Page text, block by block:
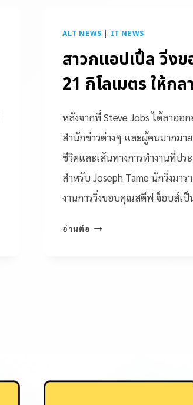
ALT NEWS IT NEWS
สาวกแอปเปิ้ล วิ่ง
21 กิโลเมตร ให้ก
หลังจากที่ Steve Jobs ได้ลาออ
สำนักข่าวต่างๆ และผู้คนมากมาย
ชีวิตและเส้นทางการทำงานที่ปร
สำหรับ Joseph Tame นักวิ่งมา
งานการวิ่งขอบคุณสตีฟ จ็อบส์เป็
อ่านต่อ